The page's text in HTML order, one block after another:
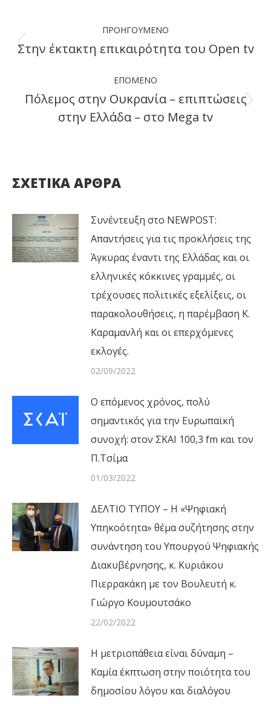
navigation
ΠΡΟΗΓΟΎΜΕΝΟ
Previous
Στην έκτακτη επικαιρότητα του Open tv
ΕΠΌΜΕΝΟ
Next
Πόλεμος στην Ουκρανία – επιπτώσεις
στην Ελλάδα – στο Mega tv
ΣΧΕΤΙΚΑ ΑΡΘΡΑ
Συνέντευξη στο NEWPOST:
Απαντήσεις για τις προκλήσεις της
Άγκυρας έναντι της Ελλάδας και οι
ελληνικές κόκκινες γραμμές, οι
τρέχουσες πολιτικές εξελίξεις, οι
παρακολουθήσεις, η παρέμβαση Κ.
Καραμανλή και οι επερχόμενες
εκλογές.
02/09/2022
Ο επόμενος χρόνος, πολύ
σημαντικός για την Ευρωπαϊκή
συνοχή: στον ΣΚΑΙ 100,3 fm και τον
Π.Τσίμα
01/03/2022
ΔΕΛΤΙΟ ΤΥΠΟΥ – Η «Ψηφιακή
Υπηκοότητα» θέμα συζήτησης στην
συνάντηση του Υπουργού Ψηφιακής
Διακυβέρνησης, κ. Κυριάκου
Πιερρακάκη με τον Βουλευτή κ.
Γιώργο Κουμουτσάκο
22/02/2022
Η μετριοπάθεια είναι δύναμη –
Καμία έκπτωση στην ποιότητα του
δημοσίου λόγου και διαλόγου